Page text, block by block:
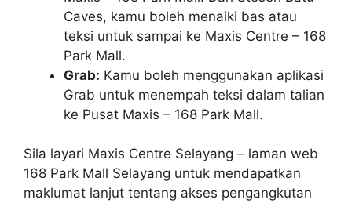
Caves, kamu boleh menaiki bas atau
teksi untuk sampai ke Maxis Centre – 168
Park Mall.
Grab: Kamu boleh menggunakan aplikasi
Grab untuk menempah teksi dalam talian
ke Pusat Maxis – 168 Park Mall.
Sila layari Maxis Centre Selayang – laman web
168 Park Mall Selayang untuk mendapatkan
maklumat lanjut tentang akses pengangkutan